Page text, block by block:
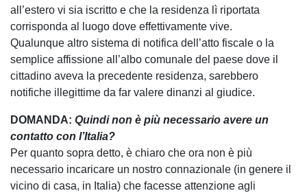
all’estero vi sia iscritto e che la residenza lì riportata
corrisponda al luogo dove effettivamente vive.
Qualunque altro sistema di notifica dell’atto fiscale o la
semplice affissione all’albo comunale del paese dove il
cittadino aveva la precedente residenza, sarebbero
notifiche illegittime da far valere dinanzi al giudice.
DOMANDA: Quindi non è più necessario avere un
contatto con l’Italia?
Per quanto sopra detto, è chiaro che ora non è più
necessario incaricare un nostro connazionale (in genere il
vicino di casa, in Italia) che facesse attenzione agli